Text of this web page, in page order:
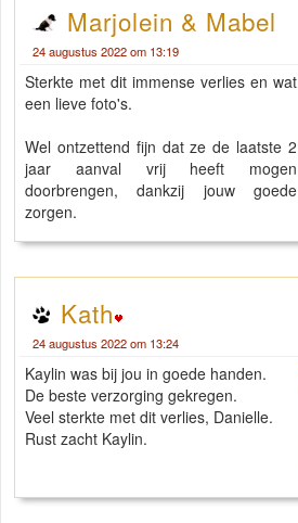
Marjolein & Mabel
24 augustus 2022 om 13:19
Sterkte met dit immense verlies en wat
een lieve foto's.
Wel ontzettend fijn dat ze de laatste 2
jaar aanval vrij heeft mogen
doorbrengen, dankzij jouw goede
zorgen.
Kath
24 augustus 2022 om 13:24
Kaylin was bij jou in goede handen.
De beste verzorging gekregen.
Veel sterkte met dit verlies, Danielle.
Rust zacht Kaylin.